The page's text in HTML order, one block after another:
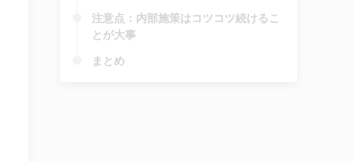
注意点：内部施策はコツコツ続けるこ
とが大事
まとめ